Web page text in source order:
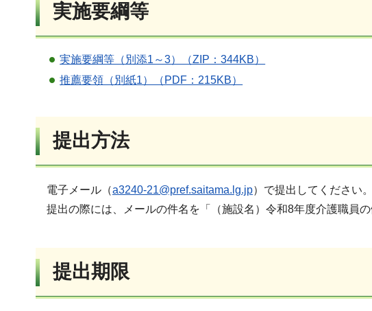
実施要綱等
実施要綱等（別添1～3）（ZIP：344KB）
推薦要領（別紙1）（PDF：215KB）
提出方法
電子メール（a3240-21@pref.saitama.lg.jp）で提出してください。
提出の際には、メールの件名を「（施設名）令和8年度介護職員
提出期限